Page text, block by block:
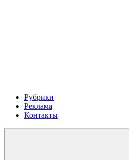
Рубрики
Реклама
Контакты